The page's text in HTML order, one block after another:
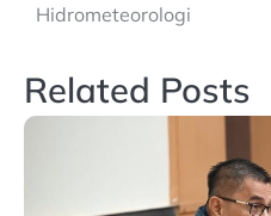
Hidrometeorologi
Related Posts